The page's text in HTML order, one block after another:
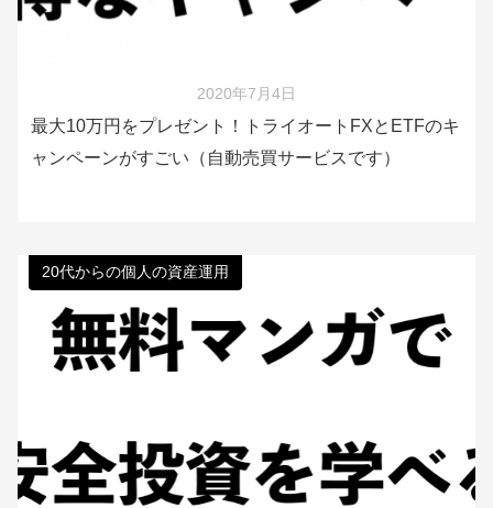
2020年7月4日
最大10万円をプレゼント！トライオートFXとETFのキ
ャンペーンがすごい（自動売買サービスです）
20代からの個人の資産運用